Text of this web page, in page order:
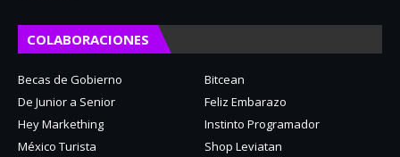
COLABORACIONES
Becas de Gobierno
Bitcean
De Junior a Senior
Feliz Embarazo
Hey Markething
Instinto Programador
México Turista
Shop Leviatan